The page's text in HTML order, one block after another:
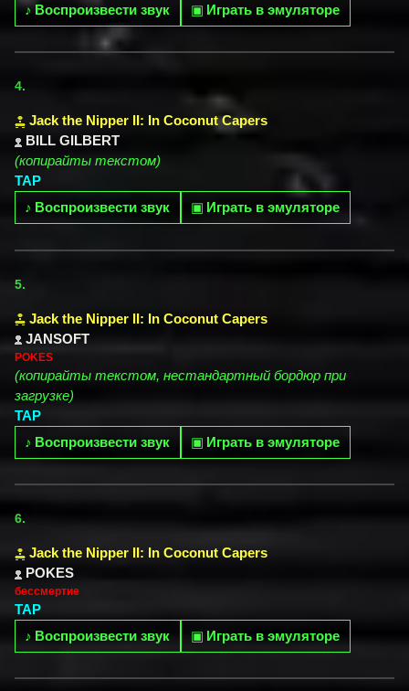
♪Воспроизвести звук ▣ Играть в эмуляторе
4.
Jack the Nipper II: In Coconut Capers
BILL GILBERT
(копирайты текстом)
TAP
♪ Воспроизвести звук ▣ Играть в эмуляторе
5.
Jack the Nipper II: In Coconut Capers
JANSOFT
POKES
(копирайты текстом, нестандартный бордюр при
загрузке)
TAP
♪ Воспроизвести звук ▣ Играть в эмуляторе
6.
Jack the Nipper II: In Coconut Capers
POKES
бессмертие
TAP
♪ Воспроизвести звук ▣ Играть в эмуляторе